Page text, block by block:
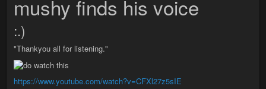
mushy finds his voice
:.)
"Thankyou all for listening."
https://www.youtube.com/watch?v=CFXl27z5sIE